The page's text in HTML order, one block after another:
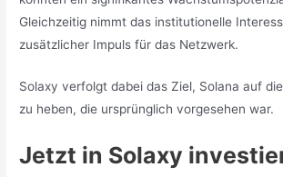
Gleichzeitig nimmt das institutionelle
zusätzlicher Impuls für das Netzwerk.
Solaxy verfolgt dabei das Ziel, Solana auf
zu heben, die ursprünglich vorgesehen war.
Jetzt in Solaxy